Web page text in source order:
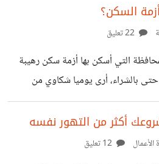
العربية، الصورة مختلفة. فعندما
أن تكون مجرد تطبيق سيارات، بل
لم تكن مجرد متجر إلكتروني، بل
بها لتعمل. هذه المشاريع الجانبية لم
السكن؟
التي أسكن بها أزمة سكن رهيبة
حتى بالشراء، أرى يوميا شكاوي من
الأسر على إيجاد سكن، ومنهم من
الشهر ولم يجد بديل بسبب غلاء أسعار
إيجار شقة في منطقة متوسطة
أكثر من التهور نفسه
الأعمال